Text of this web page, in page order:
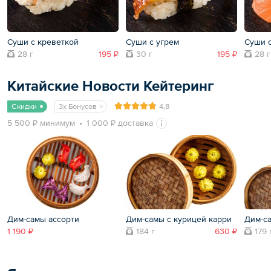
Суши с креветкой
28 г
195 ₽
Суши с угрем
30 г
195 ₽
Суши
28 г
Китайские Новости Кейтеринг
Скидки 3x Бонусов 4,8
5 500 ₽ минимум 1 000 ₽ доставка
Дим-самы ассорти
1 190 ₽
Дим-самы с курицей карри
184 г
630 ₽
Дим-
179